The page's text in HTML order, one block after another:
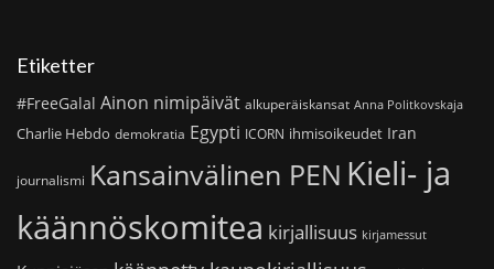
Etiketter
#FreeGalal Ainon nimipäivät alkuperäiskansat Anna Politkovskaja
Charlie Hebdo demokratia Egypti ICORN ihmisoikeudet Iran
journalismi Kansainvälinen PEN Kieli- ja
käännöskomitea kirjallisuus kirjamessut